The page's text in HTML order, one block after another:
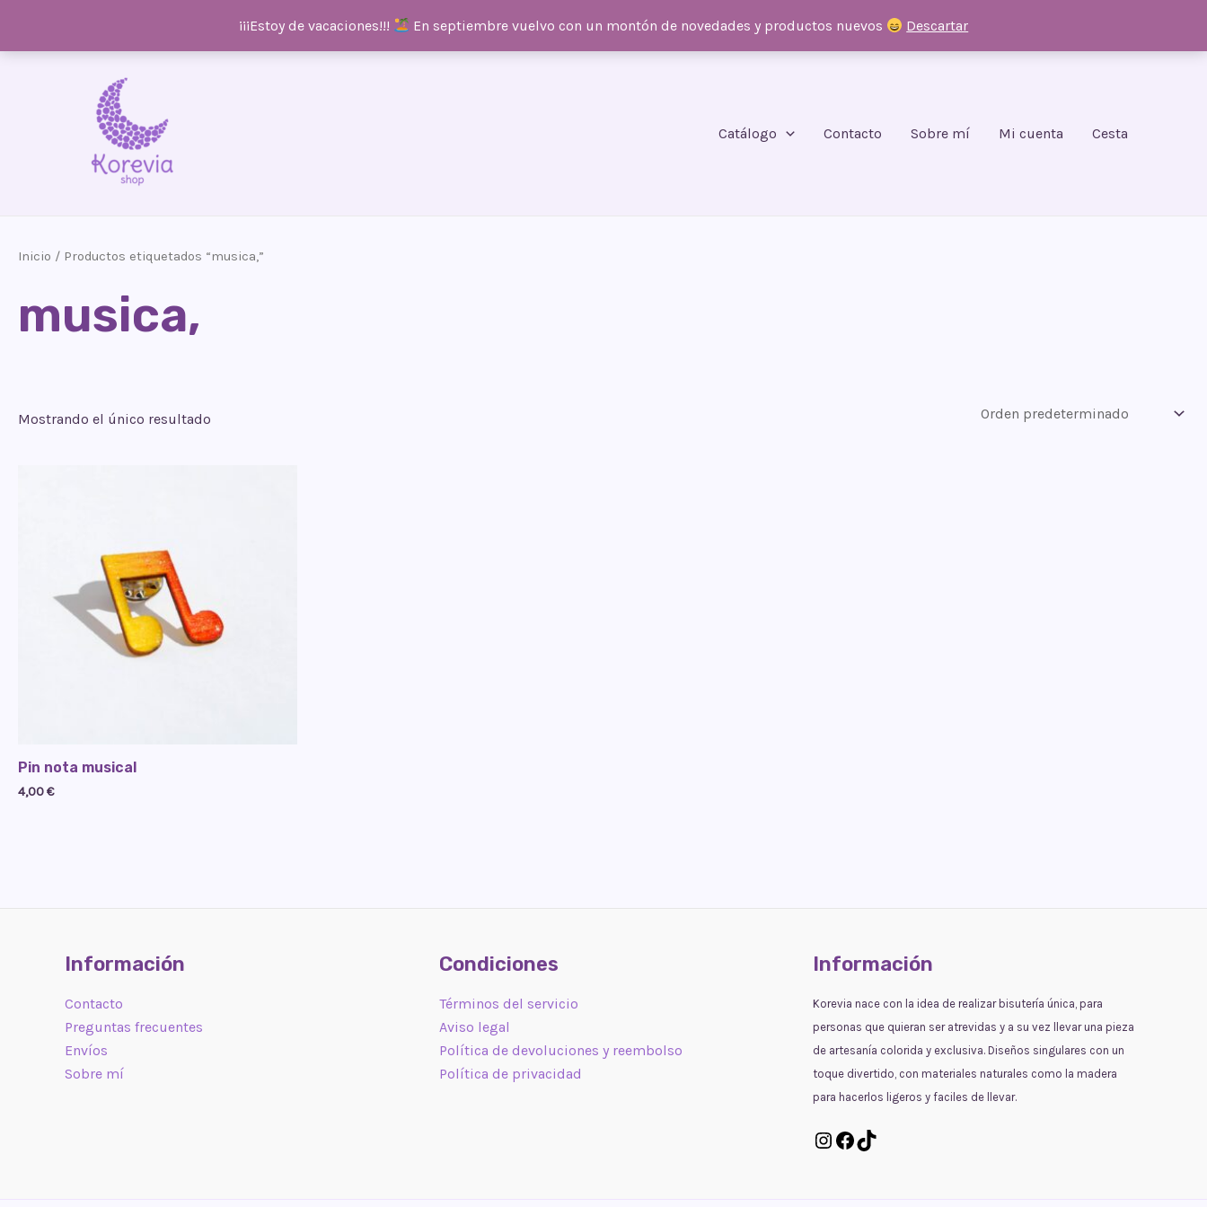
¡¡¡Estoy de vacaciones!!! En septiembre vuelvo con un montón de novedades y productos nuevos Descartar
Catálogo
Contacto Sobre mí Mi cuenta Cesta
Inicio / Productos etiquetados “musica,”
musica,
Mostrando el único resultado
Pin nota musical
4,00€
Información
Contacto
Preguntas frecuentes
Envíos
Sobre mí
Condiciones
Términos del servicio
Aviso legal
Política de devoluciones y reembolso
Política de privacidad
Información
Korevia nace con la idea de realizar bisutería única, para
personas que quieran ser atrevidas y a su vez llevar una pieza
de artesanía colorida y exclusiva. Diseños singulares con un
toque divertido, con materiales naturales como la madera
para hacerlos ligeros y faciles de llevar.
Instagram
Facebook